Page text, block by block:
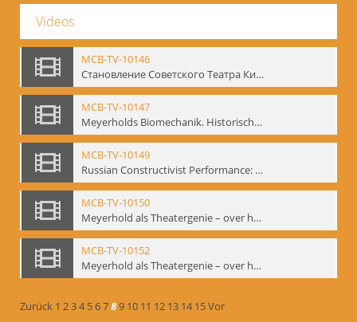
Videos
MCB-TV-10146
Становление Советского Театра Кино - свидетельства эпохи 1920-1936 / Entstehung des sowjetischen Theaters – kinematografische Zeugnisse 1920-1936 - Interne Signatur: BM-vid-96
MCB-TV-10147
Meyerholds Biomechanik. Historisches Filmmaterial - Interne Signatur: BM-vid-99
MCB-TV-10149
Russian Constructivist Performance: An Evening of Foregger's Mastfor Cabaret. Good Treatment for Horses - Interne Signatur: BM-vid-105
MCB-TV-10150
Meyerhold als Theatergenie – over het mechanik van de acteursexpressie - Interne Signatur: BM-vid-108
MCB-TV-10152
Meyerhold als Theatergenie – over het mechanik van de acteursexpressie, Ausschnitt 2 - Interne Signatur: BM-vid-108_A2
Zurück 1 234 56789 10 11 12 13 14 15Vor